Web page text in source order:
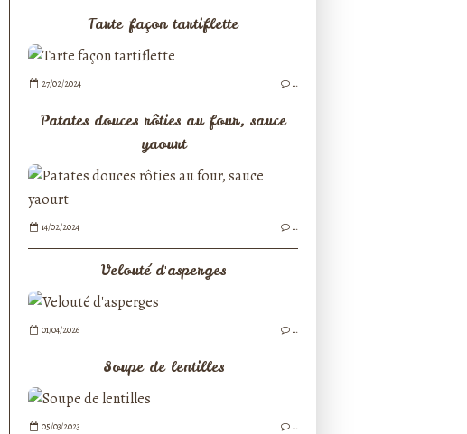
Tarte façon tartiflette
27/02/2024 …
Patates douces rôties au four, sauce
yaourt
14/02/2024 …
Velouté d'asperges
01/04/2026 …
Soupe de lentilles
05/03/2023 …